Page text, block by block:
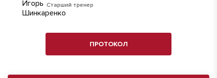
Старший тренер
ПРОТОКОЛ